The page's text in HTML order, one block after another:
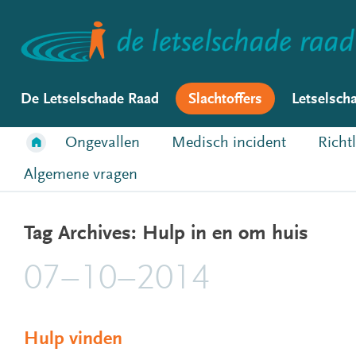
De Letselschade Raad Slachtoffers
Ongevallen Medisch incident
Algemene vragen
Tag Archives: Hulp in en om huis
07–10–2014
Hulp vinden